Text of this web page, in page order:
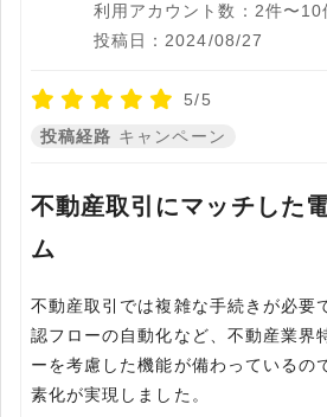
利用アカウント数：2件〜10
投稿日：2024/08/27
5/5
投稿経路 キャンペーン
不動産取引にマッチした
ム
不動産取引では複雑な手続きが必要
認フローの自動化など、不動産業界
ーを考慮した機能が備わっているの
素化が実現しました。